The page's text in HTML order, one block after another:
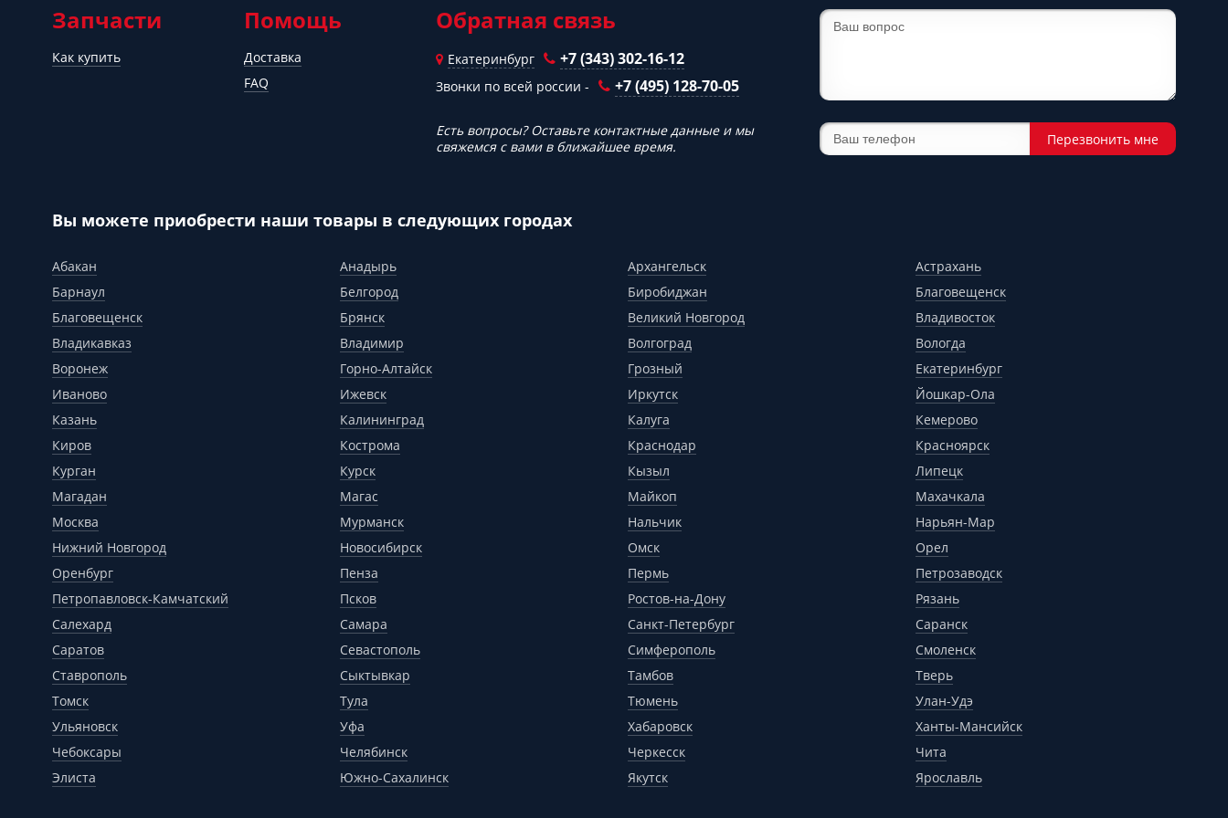
Запчасти
Как купить
Помощь
Доставка
FAQ
Обратная связь
Екатеринбург +7 (343) 302-16-12
Звонки по всей россии - +7 (495) 128-70-05
Есть вопросы? Оставьте контактные данные и мы
свяжемся с вами в ближайшее время.
Перезвонить мне
Вы можете приобрести наши товары в следующих городах
Абакан
Барнаул
Благовещенск
Владикавказ
Воронеж
Иваново
Казань
Киров
Курган
Магадан
Москва
Нижний Новгород
Оренбург
Петропавловск-Камчатский
Салехард
Саратов
Ставрополь
Томск
Ульяновск
Чебоксары
Элиста
Анадырь
Белгород
Брянск
Владимир
Горно-Алтайск
Ижевск
Калининград
Кострома
Курск
Магас
Мурманск
Новосибирск
Пенза
Псков
Самара
Севастополь
Сыктывкар
Тула
Уфа
Челябинск
Южно-Сахалинск
Архангельск
Биробиджан
Великий Новгород
Волгоград
Грозный
Иркутск
Калуга
Краснодар
Кызыл
Майкоп
Нальчик
Омск
Пермь
Ростов-на-Дону
Санкт-Петербург
Симферополь
Тамбов
Тюмень
Хабаровск
Черкесск
Якутск
Астрахань
Благовещенск
Владивосток
Вологда
Екатеринбург
Йошкар-Ола
Кемерово
Красноярск
Липецк
Махачкала
Нарьян-Мар
Орел
Петрозаводск
Рязань
Саранск
Смоленск
Тверь
Улан-Удэ
Ханты-Мансийск
Чита
Ярославль